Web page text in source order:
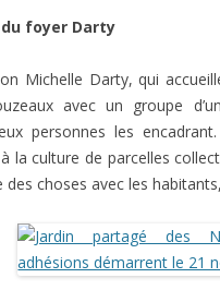
foyer Darty
Michelle Darty, qui
avec un groupe
personnes les
la culture de parcelles
des choses avec les